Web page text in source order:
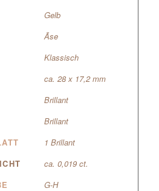
Gelb
Ãse
Klassisch
ca. 28 x 17,2 mm
Brillant
Brillant
1 Brillant
ca. 0,019 ct.
G-H